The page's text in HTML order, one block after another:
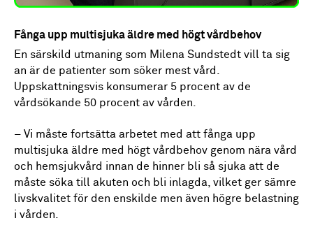
Fånga upp multisjuka äldre med högt vårdbehov
En särskild utmaning som Milena Sundstedt vill ta sig
an är de patienter som söker mest vård.
Uppskattningsvis konsumerar 5 procent av de
vårdsökande 50 procent av vården.
– Vi måste fortsätta arbetet med att fånga upp
multisjuka äldre med högt vårdbehov genom nära vård
och hemsjukvård innan de hinner bli så sjuka att de
måste söka till akuten och bli inlagda, vilket ger sämre
livskvalitet för den enskilde men även högre belastning
i vården.